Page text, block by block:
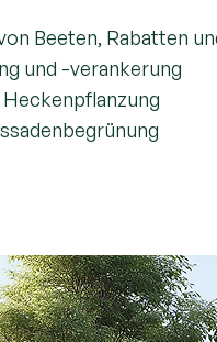
Beeten, Rabatten
und -verankerung